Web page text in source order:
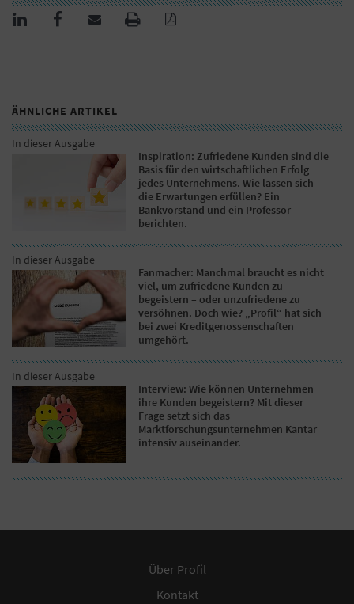
ÄHNLICHE ARTIKEL
In dieser Ausgabe
Inspiration: Zufriedene Kunden sind die
Basis für den wirtschaftlichen Erfolg
jedes Unternehmens. Wie lassen sich
die Erwartungen erfüllen? Ein
Bankvorstand und ein Professor
berichten.
In dieser Ausgabe
Fanmacher: Manchmal braucht es nicht
viel, um zufriedene Kunden zu
begeistern – oder unzufriedene zu
versöhnen. Doch wie? „Profil“ hat sich
bei zwei Kreditgenossenschaften
umgehört.
In dieser Ausgabe
Interview: Wie können Unternehmen
ihre Kunden begeistern? Mit dieser
Frage setzt sich das
Marktforschungsunternehmen Kantar
intensiv auseinander.
Über Profil
Kontakt